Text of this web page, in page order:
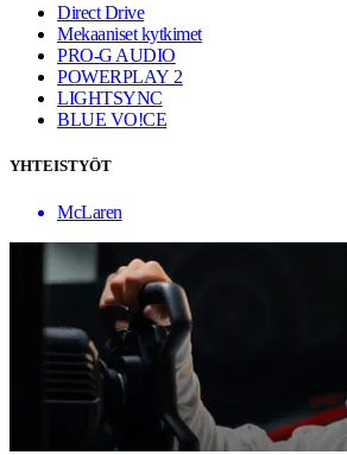
Direct Drive
Mekaaniset kytkimet
PRO-G AUDIO
POWERPLAY 2
LIGHTSYNC
BLUE VO!CE
YHTEISTYÖT
McLaren